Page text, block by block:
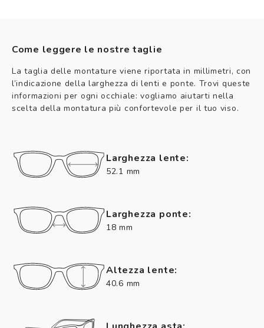
Come leggere le nostre taglie
La taglia delle montature viene riportata in millimetri, con
l’indicazione della larghezza di lenti e ponte. Trovi queste
informazioni per ogni occhiale: vogliamo aiutarti nella
scelta della montatura più confortevole per il tuo viso.
Larghezza lente:
52.1 mm
Larghezza ponte:
18 mm
Altezza lente:
40.6 mm